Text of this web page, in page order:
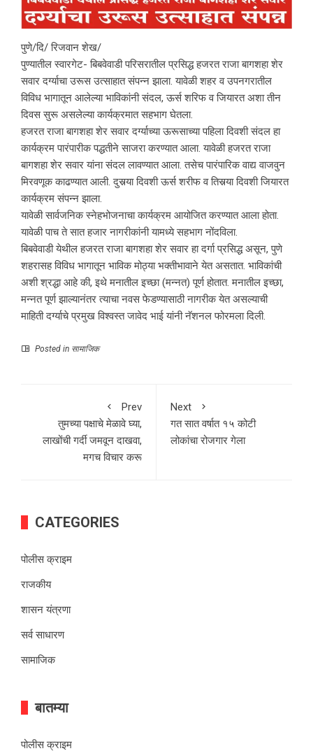
पुणे/दि/ रिजवान शेख/
पुण्यातील स्वारगेट- बिबवेवाडी परिसरातील प्रसिद्ध हजरत राजा बागशहा शेर
सवार दर्ग्याचा उरूस उत्साहात संपन्न झाला. यावेळी शहर व उपनगरातील
विविध भागातून आलेल्या भाविकांनी संदल, ऊर्स शरिफ व जियारत अशा तीन
दिवस सुरू असलेल्या कार्यक्रमात सहभाग घेतला.
हजरत राजा बागशहा शेर सवार दर्ग्याच्या ऊरूसाच्या पहिला दिवशी संदल हा
कार्यक्रम पारंपारीक पद्धतीने साजरा करण्यात आला. यावेळी हजरत राजा
बागशहा शेर सवार यांना संदल लावण्यात आला. तसेच पारंपारिक वाद्य वाजवुन
मिरवणूक काढण्यात आली. दुसर्‍या दिवशी ऊर्स शरीफ व तिसर्‍या दिवशी जियारत
कार्यक्रम संपन्न झाला.
यावेळी सार्वजनिक स्नेहभोजनाचा कार्यक्रम आयोजित करण्यात आला होता.
यावेळी पाच ते सात हजार नागरीकांनी यामध्ये सहभाग नोंदविला.
बिबवेवाडी येथील हजरत राजा बागशहा शेर सवार हा दर्गा प्रसिद्ध असून, पुणे
शहरासह विविध भागातून भाविक मोठ्या भक्तीभावाने येत असतात. भाविकांची
अशी श्रद्धा आहे की, इथे मनातील इच्छा (मन्नत) पूर्ण होतात. मनातील इच्छा,
मन्नत पूर्ण झाल्यानंतर त्याचा नवस फेडण्यासाठी नागरीक येत असल्याची
माहिती दर्ग्याचे प्रमुख विश्‍वस्त जावेद भाई यांनी नॅशनल फोरमला दिली.
Posted in सामाजिक
Prev
तुमच्या पक्षाचे मेळावे घ्या,
लाखोंची गर्दी जमवून दाखवा,
मगच विचार करू
Next
गत सात वर्षात १५ कोटी
लोकांचा रोजगार गेला
CATEGORIES
पोलीस क्राइम
राजकीय
शासन यंत्रणा
सर्व साधारण
सामाजिक
बातम्या
पोलीस क्राइम